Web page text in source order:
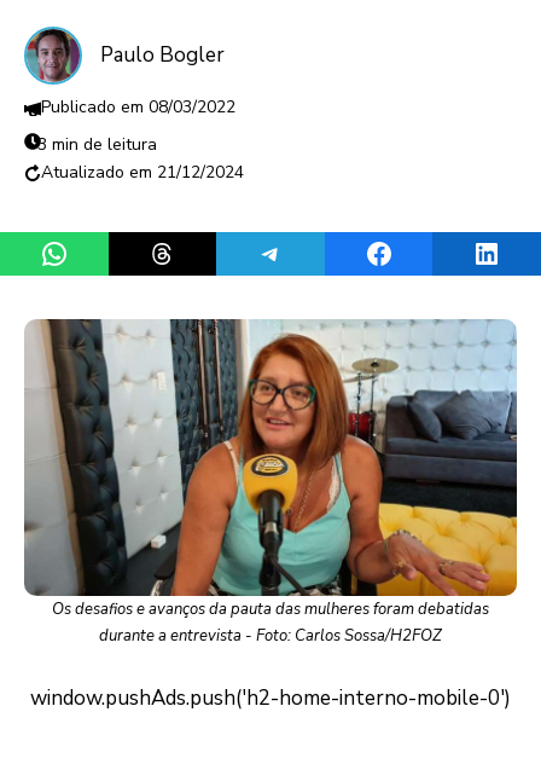
Paulo Bogler
08/03/2022
3 min de leitura
21/12/2024
Share on WhatsAppShare on ThreadsShare on TelegramShare on Facebook
Os desafios e avanços da pauta das mulheres foram debatidas
durante a entrevista - Foto: Carlos Sossa/H2FOZ